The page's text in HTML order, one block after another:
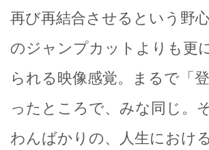
再び再結合させるという野
のジャンプカットよりも更
られる映像感覚。まるで「
ったところで、みな同じ。
わんばかりの、人生におけ